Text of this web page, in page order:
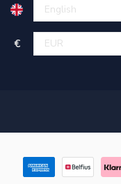
€